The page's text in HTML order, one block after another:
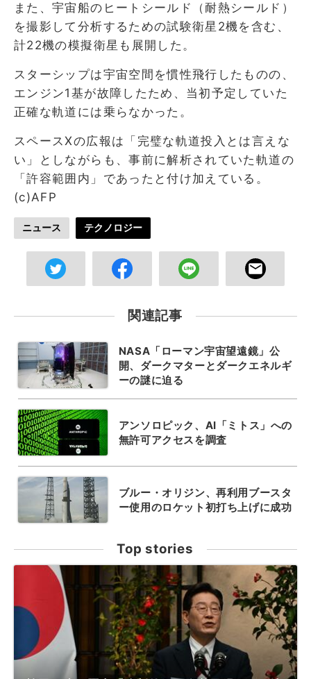
また、宇宙船のヒートシールド（耐熱シールド）
を撮影して分析するための試験衛星2機を含む、
計22機の模擬衛星も展開した。
スターシップは宇宙空間を慣性飛行したものの、
エンジン1基が故障したため、当初予定していた
正確な軌道には乗らなかった。
スペースXの広報は「完璧な軌道投入とは言えな
い」としながらも、事前に解析されていた軌道の
「許容範囲内」であったと付け加えている。
(c)AFP
ニュース テクノロジー
関連記事
NASA「ローマン宇宙望遠鏡」公
開、ダークマターとダークエネルギ
ーの謎に迫る
アンソロピック、AI「ミトス」への
無許可アクセスを調査
ブルー・オリジン、再利用ブースタ
ー使用のロケット初打ち上げに成功
Top stories